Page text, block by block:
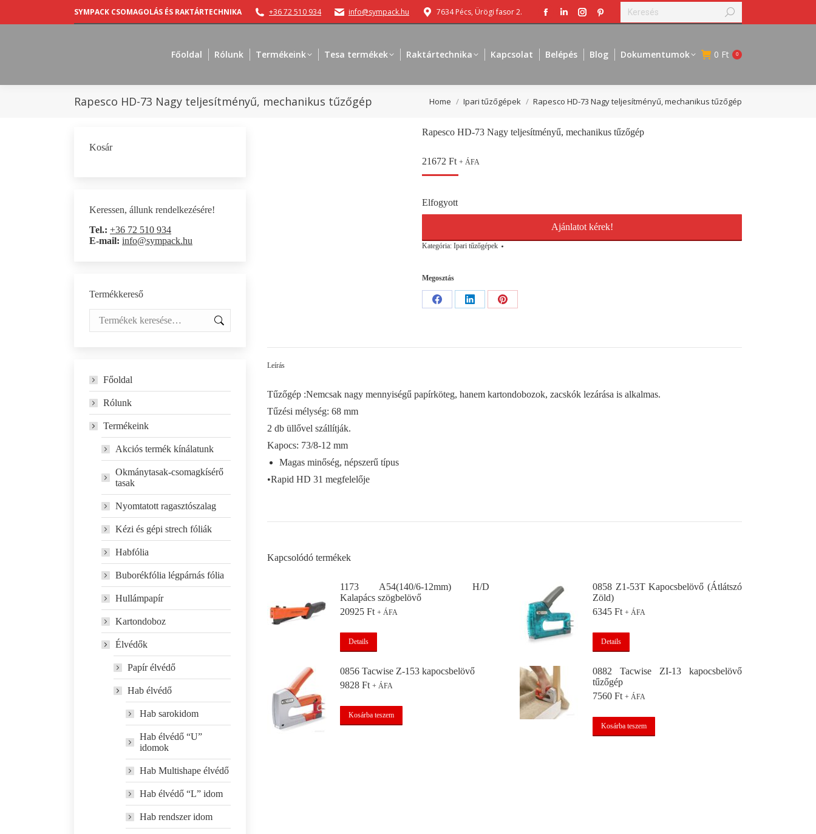
SYMPACK CSOMAGOLÁS ÉS RAKTÁRTECHNIKA +36 72 510 934 info@sympack.hu 7634 Pécs, Ürögi fasor 2.
Facebook
opens
window
Linkedin
opens
window
Instagram
opens
window
Pinterest
opens
window
Search:
Főoldal Rólunk Termékeink Tesa termékek Raktártechnika Kapcsolat Belépés Blog Dokumentumok 0 Ft 0
Rapesco HD-73 Nagy teljesítményű, mechanikus tűzőgép You are here:
Home Ipari tűzőgépek Rapesco HD-73 Nagy teljesítményű, mechanikus tűzőgép
Rapesco HD-73 Nagy teljesítményű, mechanikus tűzőgép
21672Ft + ÁFA
Elfogyott
Ajánlatot kérek!
Kategória:Ipari tűzőgépek
Megosztás
Share
Share
Share
Leírás
Tűzőgép :Nemcsak nagy mennyiségű papírköteg, hanem kartondobozok, zacskók lezárása is alkalmas.
Tűzési mélység: 68 mm
2 db üllővel szállítják.
Kapocs: 73/8-12 mm
Magas minőség, népszerű típus
•Rapid HD 31 megfelelője
Kapcsolódó termékek
1173 A54(140/6-12mm) H/D
Kalapács szögbelövő
20925 Ft + ÁFA
Details
0858 Z1-53T Kapocsbelövő (Átlátszó
Zöld)
6345 Ft + ÁFA
Details
0856 Tacwise Z-153 kapocsbelövő
9828 Ft + ÁFA
Kosárba teszem
0882 Tacwise ZI-13 kapocsbelövő
tűzőgép
7560 Ft + ÁFA
Kosárba teszem
Kosár
Keressen, állunk rendelkezésére!
Tel.: +36 72 510 934
E-mail: info@sympack.hu
Termékkereső
Főoldal
Rólunk
Termékeink
Akciós termék kínálatunk
Okmánytasak-csomagkísérő
tasak
Nyomtatott ragasztószalag
Kézi és gépi strech fóliák
Habfólia
Buborékfólia légpárnás fólia
Hullámpapír
Kartondoboz
Élvédők
Papír élvédő
Hab élvédő
Hab sarokidom
Hab élvédő “U”
idomok
Hab Multishape élvédő
Hab élvédő “L” idom
Hab rendszer idom